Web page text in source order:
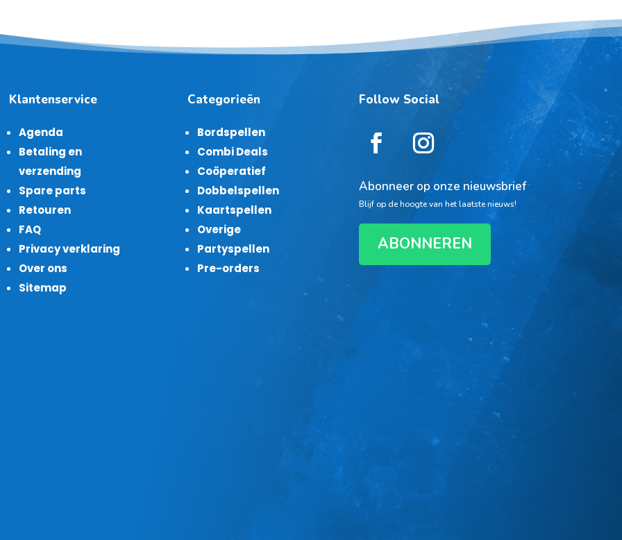
Klantenservice
Agenda
Betaling en
verzending
Spare parts
Retouren
FAQ
Privacy verklaring
Over ons
Sitemap
Categorieën
Bordspellen
Combi Deals
Coöperatief
Dobbelspellen
Kaartspellen
Overige
Partyspellen
Pre-orders
Follow Social
Abonneer op onze nieuwsbrief
Blijf op de hoogte van het laatste nieuws!
ABONNEREN